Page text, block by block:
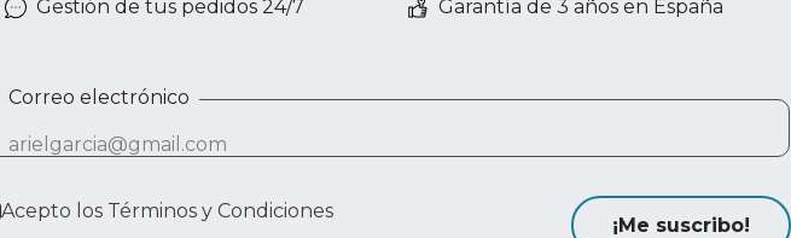
Gestión de tus pedidos 24/7 Garantía de 3 años en España
Correo electrónico
Acepto los Términos y Condiciones
¡Me suscribo!